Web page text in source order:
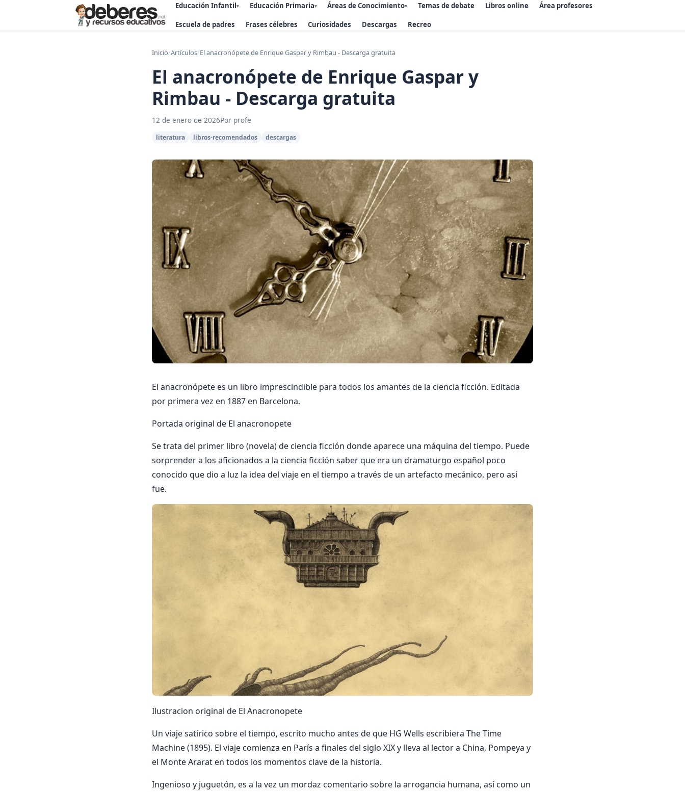
Educación Infantil▾ Educación Primaria▾ Áreas de Conocimiento▾ Temas de debate Libros online Área profesores
Escuela de padres Frases célebres Curiosidades Descargas Recreo
Inicio/Artículos/El anacronópete de Enrique Gaspar y Rimbau - Descarga gratuita
El anacronópete de Enrique Gaspar y
Rimbau - Descarga gratuita
12 de enero de 2026Por profe
literatura libros-recomendados descargas
El anacronópete es un libro imprescindible para todos los amantes de la ciencia ficción. Editada
por primera vez en 1887 en Barcelona.
Portada original de El anacronopete
Se trata del primer libro (novela) de ciencia ficción donde aparece una máquina del tiempo. Puede
sorprender a los aficionados a la ciencia ficción saber que era un dramaturgo español poco
conocido que dio a luz la idea del viaje en el tiempo a través de un artefacto mecánico, pero así
fue.
Ilustracion original de El Anacronopete
Un viaje satírico sobre el tiempo, escrito mucho antes de que HG Wells escribiera The Time
Machine (1895). El viaje comienza en París a finales del siglo XIX y lleva al lector a China, Pompeya y
el Monte Ararat en todos los momentos clave de la historia.
Ingenioso y juguetón, es a la vez un mordaz comentario sobre la arrogancia humana, así como un